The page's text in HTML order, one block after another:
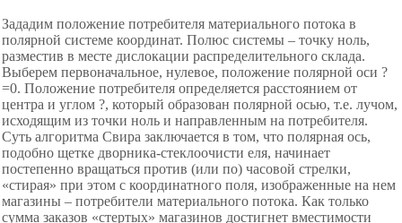
Зададим положение потребителя материального потока в
полярной системе координат. Полюс системы – точку ноль,
разместив в месте дислокации распределительного склада.
Выберем первоначальное, нулевое, положение полярной оси ?
=0. Положение потребителя определяется расстоянием от
центра и углом ?, который образован полярной осью, т.е. лучом,
исходящим из точки ноль и направленным на потребителя.
Суть алгоритма Свира заключается в том, что полярная ось,
подобно щетке дворника-стеклоочисти еля, начинает
постепенно вращаться против (или по) часовой стрелки,
«стирая» при этом с координатного поля, изображенные на нем
магазины – потребители материального потока. Как только
сумма заказов «стертых» магазинов достигнет вместимости